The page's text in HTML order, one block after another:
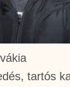
tartós